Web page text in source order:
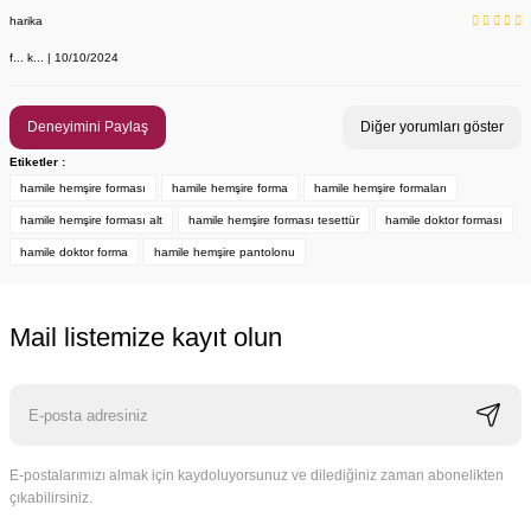
harika
f... k... | 10/10/2024
Deneyimini Paylaş Diğer yorumları göster
Etiketler :
hamile hemşire forması
hamile hemşire forma hamile hemşire formaları
hamile hemşire forması alt hamile hemşire forması tesettür hamile doktor forması
hamile doktor forma hamile hemşire pantolonu
Mail listemize kayıt olun
E-postalarımızı almak için kaydoluyorsunuz ve dilediğiniz zaman abonelikten
çıkabilirsiniz.